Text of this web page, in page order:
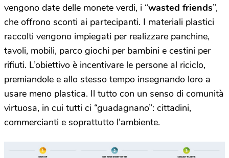
vengono date delle monete verdi, i “wasted friends”,
che offrono sconti ai partecipanti. I materiali plastici
raccolti vengono impiegati per realizzare panchine,
tavoli, mobili, parco giochi per bambini e cestini per
rifiuti. L’obiettivo è incentivare le persone al riciclo,
premiandole e allo stesso tempo insegnando loro a
usare meno plastica. Il tutto con un senso di comunità
virtuosa, in cui tutti ci “guadagnano”: cittadini,
commercianti e soprattutto l’ambiente.